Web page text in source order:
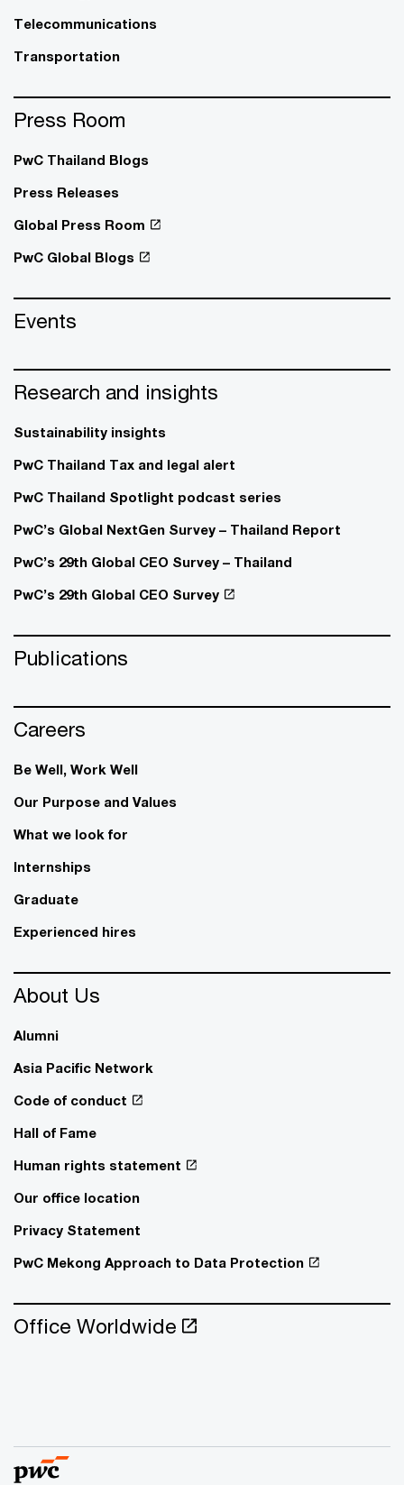
Telecommunications
Transportation
Press Room
PwC Thailand Blogs
Press Releases
Global Press Room
PwC Global Blogs
Events
Research and insights
Sustainability insights
PwC Thailand Tax and legal alert
PwC Thailand Spotlight podcast series
PwC’s Global NextGen Survey – Thailand Report
PwC’s 29th Global CEO Survey – Thailand
PwC’s 29th Global CEO Survey
Publications
Careers
Be Well, Work Well​
Our Purpose and Values
What we look for
Internships
Graduate
Experienced hires
About Us
Alumni
Asia Pacific Network
Code of conduct
Hall of Fame
Human rights statement
Our office location
Privacy Statement
PwC Mekong Approach to Data Protection
Office Worldwide